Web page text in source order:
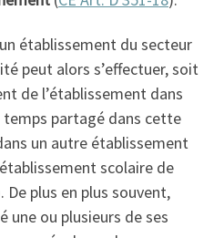
établissement du secteur
peut alors s’effectuer, soit
de l’établissement dans
partagé dans cette
un autre établissement
scolaire de
De plus en plus souvent,
une ou plusieurs de ses